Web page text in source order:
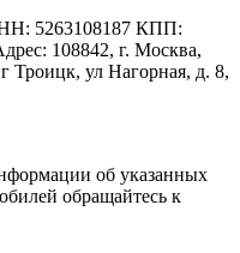
5263108187 КПП:
108842, г. Москва,
Троицк, ул Нагорная, д. 8,
об указанных
обращайтесь к